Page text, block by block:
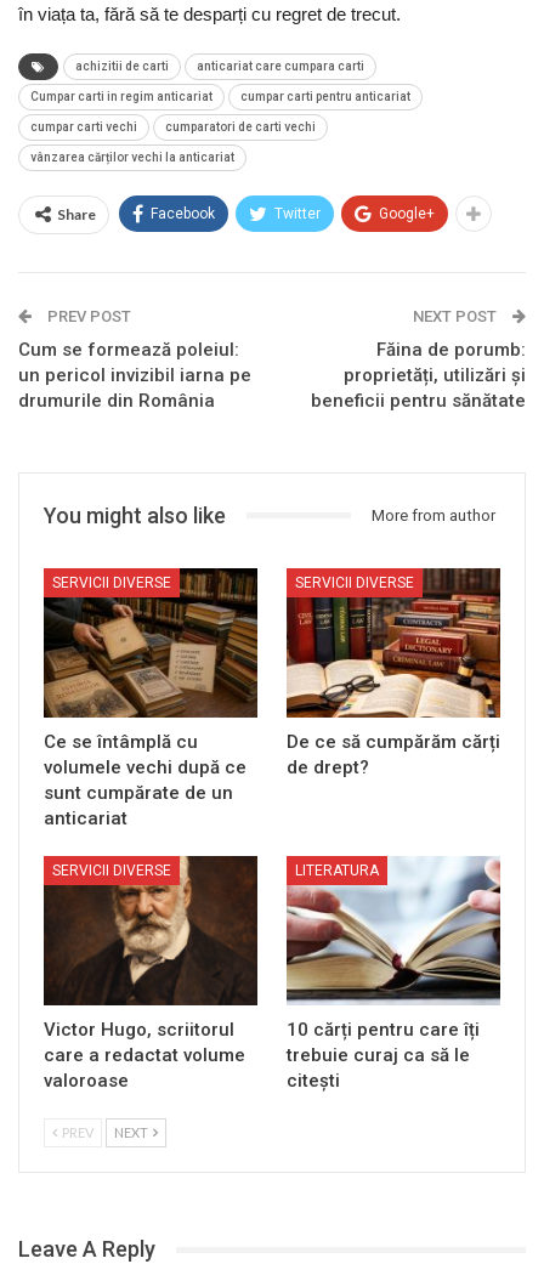
în viața ta, fără să te desparți cu regret de trecut.
achizitii de carti anticariat care cumpara carti
Cumpar carti in regim anticariat cumpar carti pentru anticariat
cumpar carti vechi cumparatori de carti vechi
vânzarea cărților vechi la anticariat
Share Facebook Twitter Google+
PREV POST
Cum se formează poleiul:
un pericol invizibil iarna pe
drumurile din România
NEXT POST
Făina de porumb:
proprietăți, utilizări și
beneficii pentru sănătate
You might also like More from author
SERVICII DIVERSE
Ce se întâmplă cu
volumele vechi după ce
sunt cumpărate de un
anticariat
SERVICII DIVERSE
De ce să cumpărăm cărți
de drept?
SERVICII DIVERSE
Victor Hugo, scriitorul
care a redactat volume
valoroase
LITERATURA
10 cărți pentru care îți
trebuie curaj ca să le
citești
PREV NEXT
Leave A Reply